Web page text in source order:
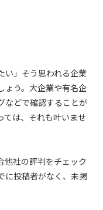
い」そう思われる企業
ょう。大企業や有名企
などで確認することが
ては、それも叶いませ
他社の評判をチェック
に投稿者がなく、未掲